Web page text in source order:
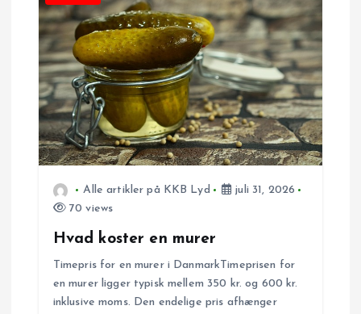
Alle artikler på KKB Lyd
juli 31, 2026
70 views
Hvad koster en murer
Timepris for en murer i DanmarkTimeprisen for
en murer ligger typisk mellem 350 kr. og 600 kr.
inklusive moms. Den endelige pris afhænger